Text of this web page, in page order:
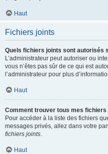
Haut
Fichiers joints
Quels fichiers joints sont autorisés
L’administrateur peut autoriser ou
vous n’êtes pas sûr de ce qui est
l’administrateur pour plus
Haut
Comment trouver tous mes fichiers
Pour accéder à la liste des fichiers
messages privés, allez dans votre
fichiers joints.
Haut